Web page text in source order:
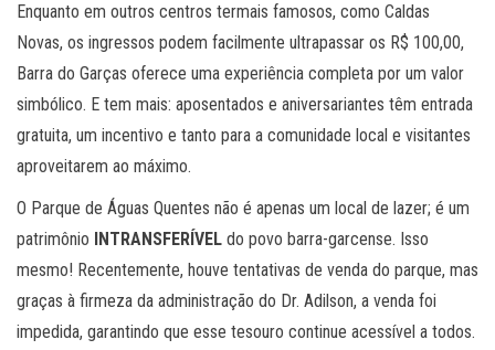
Enquanto em outros centros termais famosos, como Caldas
Novas, os ingressos podem facilmente ultrapassar os R$ 100,00,
Barra do Garças oferece uma experiência completa por um valor
simbólico. E tem mais: aposentados e aniversariantes têm entrada
gratuita, um incentivo e tanto para a comunidade local e visitantes
aproveitarem ao máximo.
O Parque de Águas Quentes não é apenas um local de lazer; é um
patrimônio INTRANSFERÍVEL do povo barra-garcense. Isso
mesmo! Recentemente, houve tentativas de venda do parque, mas
graças à firmeza da administração do Dr. Adilson, a venda foi
impedida, garantindo que esse tesouro continue acessível a todos.